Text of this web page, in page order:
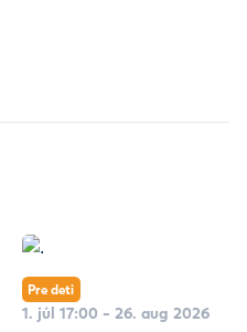
Pre deti
1. júl 17:00 - 26. aug 2026